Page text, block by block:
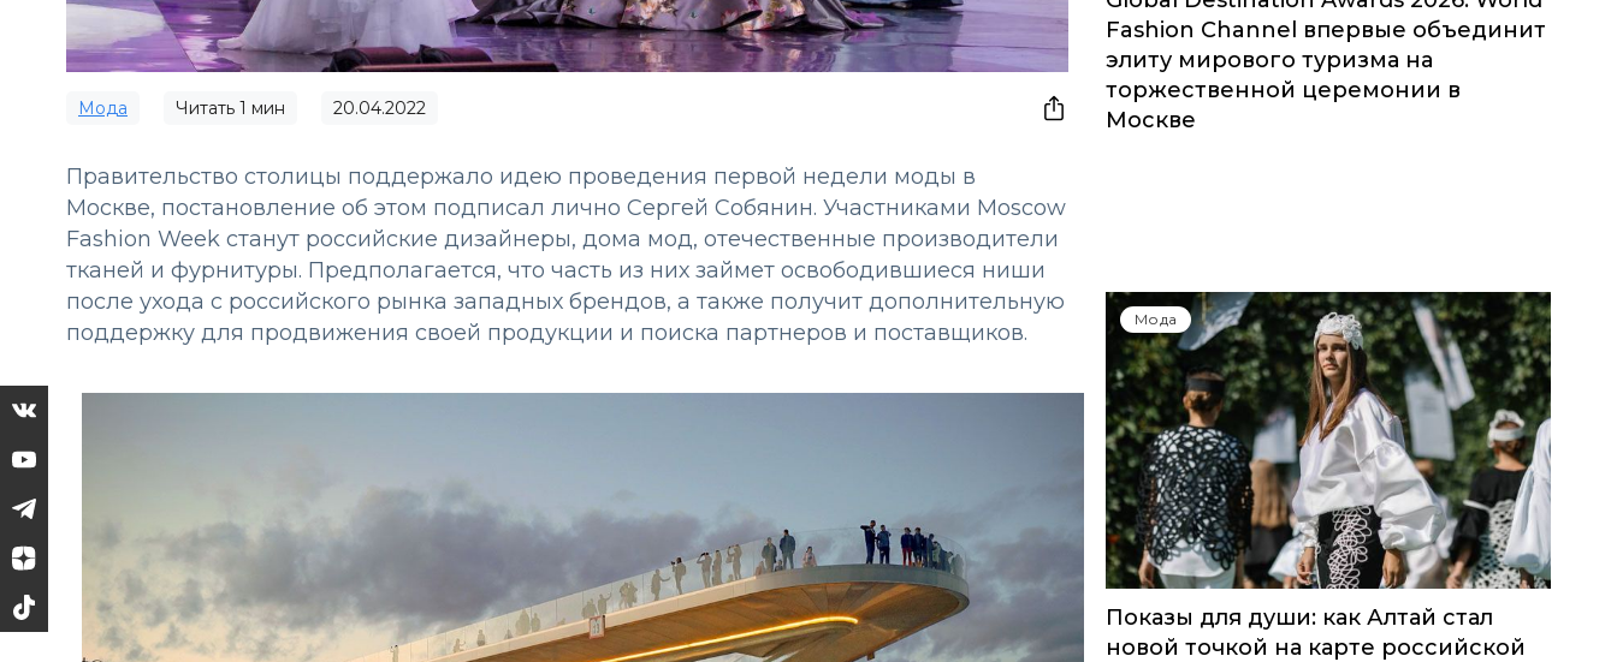
Мода Читать 1 мин 20.04.2022
Правительство столицы поддержало идею проведения первой недели моды в
Москве, постановление об этом подписал лично Сергей Собянин. Участниками Moscow
Fashion Week станут российские дизайнеры, дома мод, отечественные производители
тканей и фурнитуры. Предполагается, что часть из них займет освободившиеся ниши
после ухода с российского рынка западных брендов, а также получит дополнительную
поддержку для продвижения своей продукции и поиска партнеров и поставщиков.
Fashion Channel впервые объединит
элиту мирового туризма на
торжественной церемонии в
Москве
Мода
Показы для души: как Алтай стал
новой точкой на карте российской